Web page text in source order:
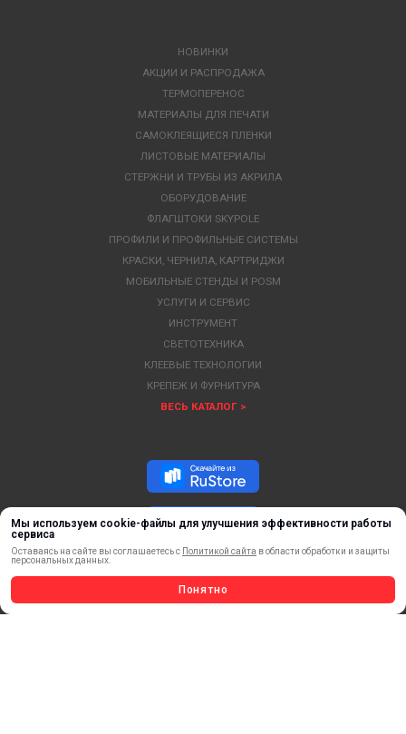
Мы используем cookie-файлы для улучшения эффективности работы
сервиса
Оставаясь на сайте вы соглашаетесь с Политикой сайта в области обработки и защиты
персональных данных.
Понятно
НОВИНКИ
АКЦИИ И РАСПРОДАЖА
ТЕРМОПЕРЕНОС
МАТЕРИАЛЫ ДЛЯ ПЕЧАТИ
САМОКЛЕЯЩИЕСЯ ПЛЕНКИ
ЛИСТОВЫЕ МАТЕРИАЛЫ
СТЕРЖНИ И ТРУБЫ ИЗ АКРИЛА
ОБОРУДОВАНИЕ
ФЛАГШТОКИ SKYPOLE
ПРОФИЛИ И ПРОФИЛЬНЫЕ СИСТЕМЫ
КРАСКИ, ЧЕРНИЛА, КАРТРИДЖИ
МОБИЛЬНЫЕ СТЕНДЫ И POSM
УСЛУГИ И СЕРВИС
ИНСТРУМЕНТ
СВЕТОТЕХНИКА
КЛЕЕВЫЕ ТЕХНОЛОГИИ
КРЕПЕЖ И ФУРНИТУРА
ВЕСЬ КАТАЛОГ >